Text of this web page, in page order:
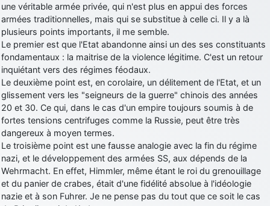
une véritable armée privée, qui n'est plus en appui des forces
armées traditionnelles, mais qui se substitue à celle ci. Il y a là
plusieurs points importants, il me semble.
Le premier est que l'Etat abandonne ainsi un des ses constituants
fondamentaux : la maitrise de la violence légitime. C'est un retour
inquiétant vers des régimes féodaux.
Le deuxième point est, en corolaire, un délitement de l'Etat, et un
glissement vers les "seigneurs de la guerre" chinois des années
20 et 30. Ce qui, dans le cas d'un empire toujours soumis à de
fortes tensions centrifuges comme la Russie, peut être très
dangereux à moyen termes.
Le troisième point est une fausse analogie avec la fin du régime
nazi, et le développement des armées SS, aux dépends de la
Wehrmacht. En effet, Himmler, même étant le roi du grenouillage
et du panier de crabes, était d'une fidélité absolue à l'idéologie
nazie et à son Fuhrer. Je ne pense pas du tout que ce soit le cas